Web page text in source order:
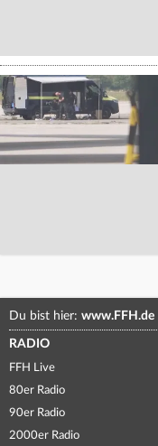
Du bist hier: www.FFH.de
RADIO
FFH Live
80er Radio
90er Radio
2000er Radio